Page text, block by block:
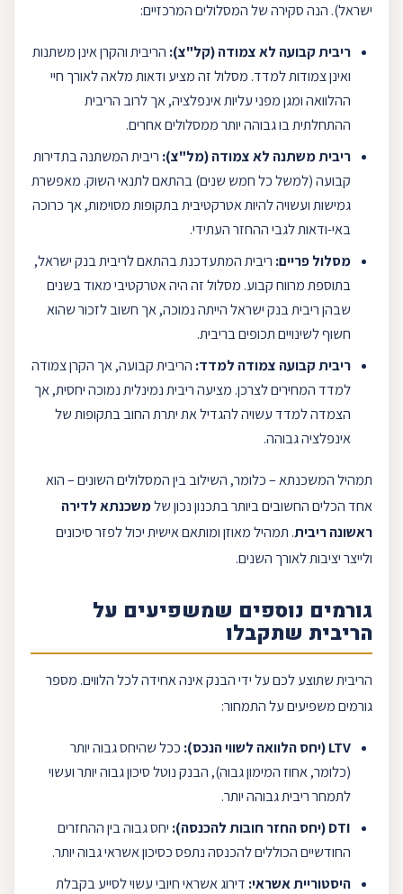
ישראל). הנה סקירה של המסלולים המרכזיים:
ריבית קבועה לא צמודה (קל"צ): הריבית והקרן אינן משתנות
ואינן צמודות למדד. מסלול זה מציע ודאות מלאה לאורך חיי
ההלוואה ומגן מפני עליות אינפלציה, אך לרוב הריבית
ההתחלתית בו גבוהה יותר ממסלולים אחרים.
ריבית משתנה לא צמודה (מל"צ): ריבית המשתנה בתדירות
קבועה (למשל כל חמש שנים) בהתאם לתנאי השוק. מאפשרת
גמישות ועשויה להיות אטרקטיבית בתקופות מסוימות, אך כרוכה
באי-ודאות לגבי ההחזר העתידי.
מסלולפריים: ריבית המתעדכנת בהתאם לריביתבנק ישראל,
בתוספת מרווח קבוע. מסלול זה היה אטרקטיבי מאוד בשנים
שבהן ריבית בנק ישראל הייתה נמוכה, אך חשוב לזכור שהוא
חשוף לשינויים תכופים בריבית.
ריבית קבועה צמודה למדד: הריבית קבועה, אך הקרן צמודה
למדד המחירים לצרכן. מציעה ריבית נמינלית נמוכה יחסית, אך
הצמדה למדד עשויה להגדיל את יתרת החוב בתקופות של
אינפלציה גבוהה.
תמהיל המשכנתא – כלומר, השילוב בין המסלולים השונים – הוא
אחד הכלים החשובים ביותר בתכנון נכון שלמשכנתא לדירה
ראשונהריבית. תמהיל מאוזן ומותאם אישית יכול לפזר סיכונים
ולייצר יציבות לאורך השנים.
גורמים נוספים שמשפיעים על
הריבית שתקבלו
הריבית שתוצע לכם על ידי הבנק אינה אחידה לכל הלווים. מספר
גורמים משפיעים על התמחור:
LTV(יחס הלוואה לשווי הנכס): ככל שהיחס גבוה יותר
(כלומר, אחוז המימון גבוה), הבנק נוטל סיכון גבוה יותר ועשוי
לתמחר ריבית גבוהה יותר.
DTI(יחס החזר חובות להכנסה): יחס גבוה בין ההחזרים
החודשיים הכוללים להכנסה נתפס כסיכון אשראי גבוה יותר.
היסטוריית אשראי: דירוג אשראי חיובי עשוי לסייע בקבלת